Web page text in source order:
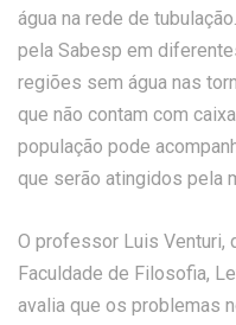
água na rede de
pela Sabesp em
regiões sem água nas
que não contam com
população pode
que serão atingidos pela
O professor Luis Venturi,
Faculdade de Filosofia,
avalia que os problemas